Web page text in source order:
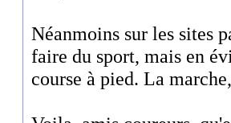
Néanmoins sur les sites
faire du sport, mais en
course à pied. La